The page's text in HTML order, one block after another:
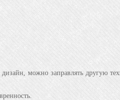
можно заправлять другую